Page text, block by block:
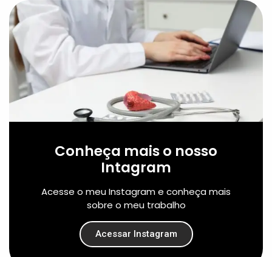
Conheça mais o nosso
Intagram
Acesse o meu Instagram e conheça mais
sobre o meu trabalho
Acessar Instagram